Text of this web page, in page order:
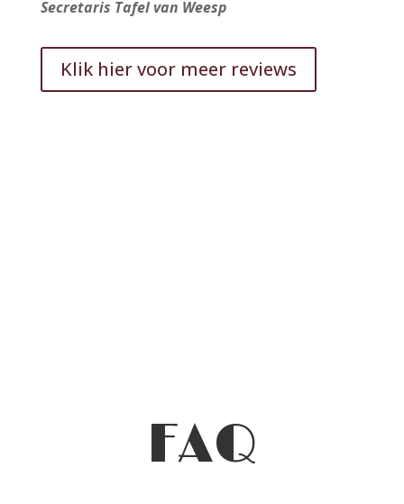
Secretaris Tafel van Weesp
Klik hier voor meer reviews
FAQ